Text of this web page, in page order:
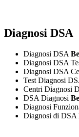
Diagnosi DSA
Diagnosi DSA
Diagnosi DSA
Diagnosi DSA
Test Diagnosi
Centri Diagnosi
DSA Diagnosi
Diagnosi
Diagnosi di DSA